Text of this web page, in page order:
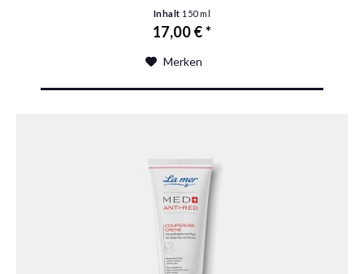
Inhalt 150 ml
17,00 € *
Merken